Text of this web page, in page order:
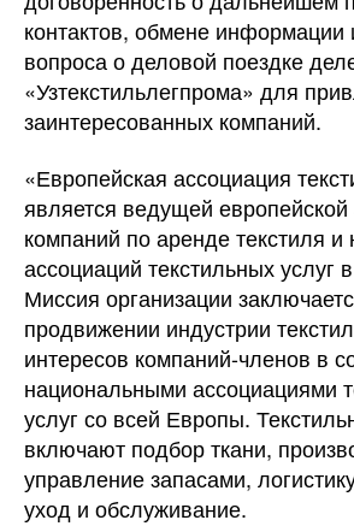
контактов, обмене информации
вопроса о деловой поездке
«Узтекстильлегпрома» для
заинтересованных компаний.
«Европейская ассоциация
является ведущей
компаний по аренде текстиля
ассоциаций текстильных услуг
Миссия организации
продвижении индустрии
интересов компаний-членов в
национальными ассоциациями
услуг со всей Европы.
включают подбор ткани,
управление запасами,
уход и обслуживание.